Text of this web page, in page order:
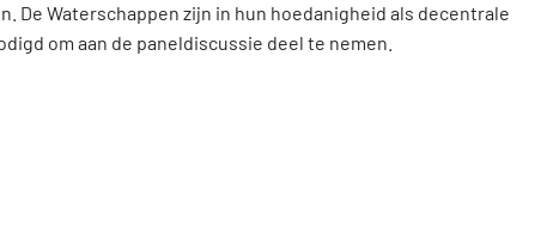
De Waterschappen zijn in hun hoedanigheid als decentrale
om aan de paneldiscussie deel te nemen.